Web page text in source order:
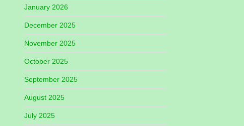
January 2026
December 2025
November 2025
October 2025
September 2025
August 2025
July 2025